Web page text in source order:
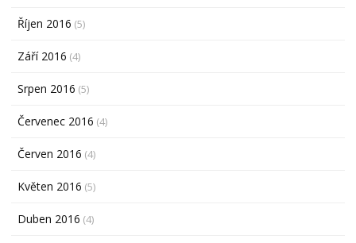
Říjen 2016 (5)
Září 2016 (4)
Srpen 2016 (5)
Červenec 2016 (4)
Červen 2016 (4)
Květen 2016 (5)
Duben 2016 (4)